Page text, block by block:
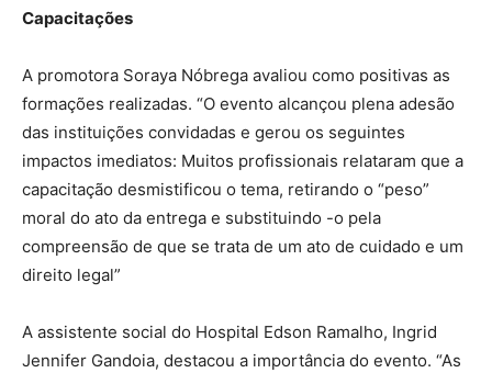
Capacitações
A promotora Soraya Nóbrega avaliou como positivas as
formações realizadas. “O evento alcançou plena adesão
das instituições convidadas e gerou os seguintes
impactos imediatos: Muitos profissionais relataram que a
capacitação desmistificou o tema, retirando o “peso”
moral do ato da entrega e substituindo -o pela
compreensão de que se trata de um ato de cuidado e um
direito legal”
A assistente social do Hospital Edson Ramalho, Ingrid
Jennifer Gandoia, destacou a importância do evento. “As